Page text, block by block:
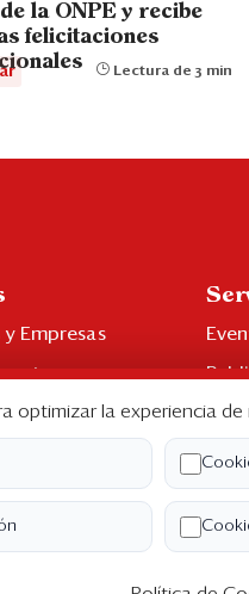
la ONPE y recibe
felicitaciones
Lectura de 3 min
Empresas
y Finanzas
optimizar la experiencia de